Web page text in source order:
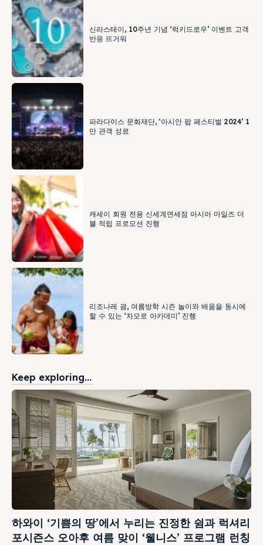
신라스테이, 10주년 기념 ‘럭키드로우’ 이벤트 고객
반응 뜨거워
파라다이스 문화재단, ‘아시안 팝 페스티벌 2024’ 1
만 관객 성료
캐세이 회원 전용 신세계면세점 아시아 마일즈 더
블 적립 프로모션 진행
리조나레 괌, 여름방학 시즌 놀이와 배움을 동시에
할 수 있는 ‘차모로 아카데미’ 진행
Keep exploring...
하와이 ‘기쁨의 땅’에서 누리는 진정한 쉼과 럭셔리
포시즌스 오아후 여름 맞이 ‘웰니스’ 프로그램 런칭